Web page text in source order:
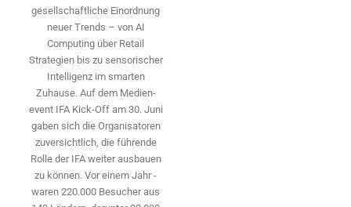
gesellschaftliche Einordnung
neuer Trends – von AI
Computing über Retail
Strategien bis zu sensorischer
Intelligenz im smarten
Zuhause. Auf dem Medien­
event IFA Kick-Off am 30. Juni
gaben sich die Organisatoren
zuversichtlich, die führende
Rolle der IFA weiter ausbauen
zu können. Vor einem Jahr ­
waren 220.000 Besucher aus